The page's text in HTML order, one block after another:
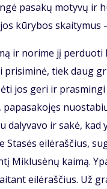
pasakų motyvų ir
kūrybos skaitymus
ir norime jį
tiek daug
jos geri ir
dalyvavo ir sakė,
eilėraščius,
Miklusėnų kaimą.
eilėraščius. Už